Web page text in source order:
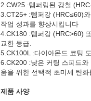
2.CW25 :템퍼링된 강철
3.CT25+ :템퍼강 (HRC≤60)
작업 성과를 향상시킵니다
4.CK180 :템퍼강 (HRC>60)
교한 등급.
5.CK100L :다이아몬드 코팅
6.CK200 :낮은 커팅 스피드
움을 위한 선택적 초미세 탄화
제품 사양